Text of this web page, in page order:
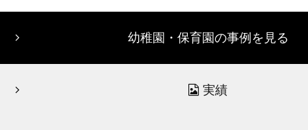
幼稚園・保育園の事例を見る
実績